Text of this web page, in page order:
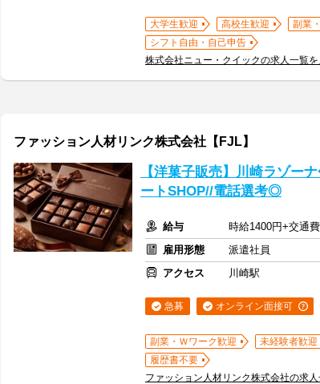
大学生歓迎 高校生歓迎 副業
シフト自由・自己申告
株式会社ニュー・クイックの求人一覧を
ファッション人材リンク株式会社【FJL】
【洋菓子販売】川崎ラゾー
ートSHOP//電話選考◎
給与
時給1400円+交通
雇用形態
派遣社員
アクセス
川崎駅
急募 オンライン面接可
副業・Ｗワーク歓迎 未経験者歓迎
履歴書不要
ファッション人材リンク株式会社の求